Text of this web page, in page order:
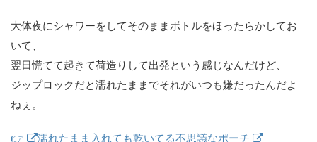
大体夜にシャワーをしてそのままボトルをほったらかしてお
いて、
翌日慌てて起きて荷造りして出発という感じなんだけど、
ジップロックだと濡れたままでそれがいつも嫌だったんだよ
ねぇ。
👉 濡れたまま入れても乾いてる不思議なポーチ